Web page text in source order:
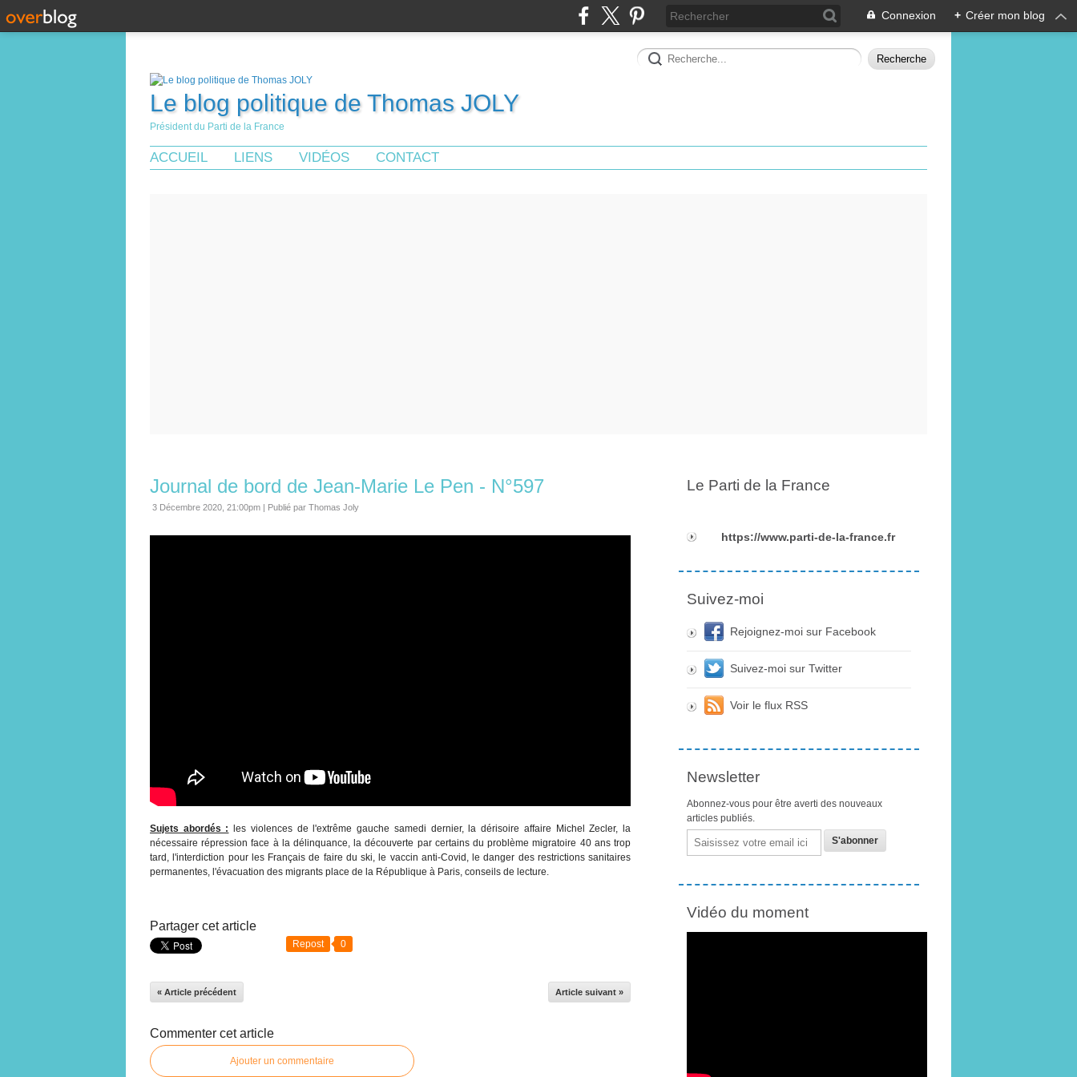
Connexion + Créer mon blog
Le blog politique de Thomas JOLY
Président du Parti de la France
ACCUEIL LIENS VIDÉOS CONTACT
Journal de bord de Jean-Marie Le Pen - N°597
3 Décembre 2020, 21:00pm | Publié par Thomas Joly
Sujets abordés :
les violences de l'extrême gauche samedi dernier, la dérisoire affaire Michel Zecler, la
nécessaire répression face à la délinquance, la découverte par certains du problème migratoire 40 ans trop
tard, l'interdiction pour les Français de faire du ski, le vaccin anti-Covid, le danger des restrictions sanitaires
permanentes, l'évacuation des migrants place de la République à Paris, conseils de lecture.
Partager cet article
Repost 0
« Article précédent Article suivant »
Commenter cet article
Ajouter un commentaire
Le Parti de la France
https://www.parti-de-la-france.fr
Suivez-moi
Rejoignez-moi sur Facebook
Suivez-moi sur Twitter
Voir le flux RSS
Newsletter
Abonnez-vous pour être averti des nouveaux
articles publiés.
Email
Vidéo du moment